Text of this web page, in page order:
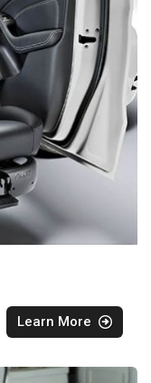
Learn More